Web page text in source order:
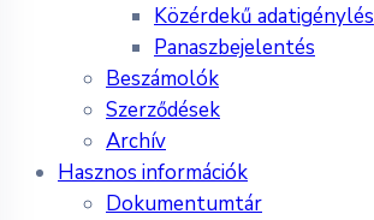
Közérdekű adatigénylés
Panaszbejelentés
Beszámolók
Szerződések
Archív
Hasznos információk
Dokumentumtár